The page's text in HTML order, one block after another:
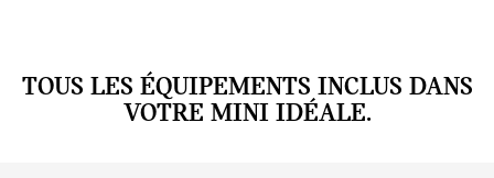
TOUS LES ÉQUIPEMENTS INCLUS DANS
VOTRE MINI IDÉALE.